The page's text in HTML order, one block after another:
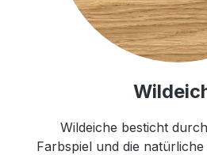
Wildeiche besticht
Farbspiel und die